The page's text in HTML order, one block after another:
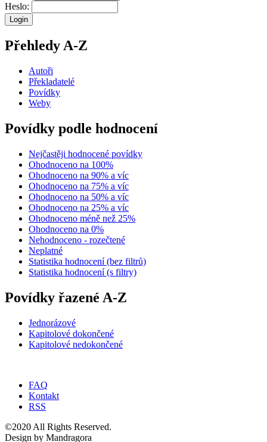
Heslo:
Přehledy A-Z
Autoři
Překladatelé
Povídky
Weby
Povídky podle hodnocení
Nejčastěji hodnocené povídky
Ohodnoceno na 100%
Ohodnoceno na 90% a víc
Ohodnoceno na 75% a víc
Ohodnoceno na 50% a víc
Ohodnoceno na 25% a víc
Ohodnoceno méně než 25%
Ohodnoceno na 0%
Nehodnoceno - rozečtené
Neplatné
Statistika hodnocení (bez filtrů)
Statistika hodnocení (s filtry)
Povídky řazené A-Z
Jednorázové
Kapitolové dokončené
Kapitolové nedokončené
FAQ
Kontakt
RSS
©2020 All Rights Reserved.
Design by Mandragora